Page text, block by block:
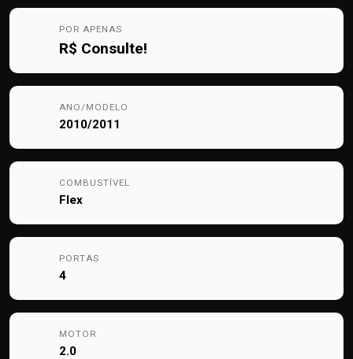
POR APENAS
R$ Consulte!
ANO/MODELO
2010/2011
COMBUSTÍVEL
Flex
PORTAS
4
MOTOR
2.0